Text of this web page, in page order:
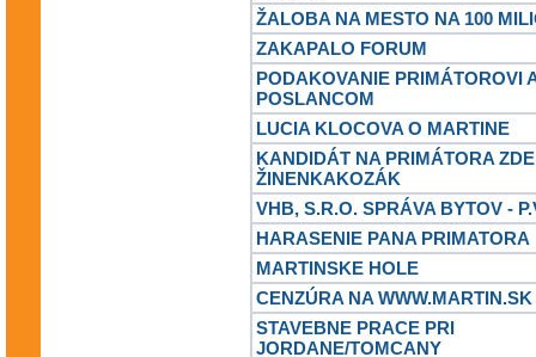
ŽALOBA NA MESTO NA 100
ZAKAPALO FORUM
PODAKOVANIE PRIMÁTOROVI
POSLANCOM
LUCIA KLOCOVA O MARTINE
KANDIDÁT NA PRIMÁTORA
ŽINENKAKOZÁK
VHB, S.R.O. SPRÁVA BYTOV -
HARASENIE PANA PRIMATORA
MARTINSKE HOLE
CENZÚRA NA WWW.MARTIN.SK
STAVEBNE PRACE PRI
JORDANE/TOMCANY